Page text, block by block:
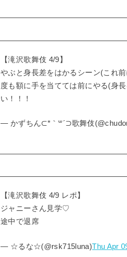
【滝沢歌舞伎 4/9】
やぶと身長差をはかるシーン(これ
度も額に手を当てては前にやる(身
い！！！
— かずちん⊂*｀꒳´⊃歌舞伎
【滝沢歌舞伎 4/9 レポ】
ジャニーさん見学♡
途中で退席
— ☆るな☆(@rsk715luna)Thu Apr